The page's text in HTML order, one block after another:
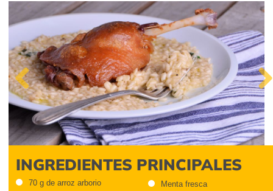
Previous Next
INGREDIENTES PRINCIPALES
70 g de arroz arborio
Menta fresca